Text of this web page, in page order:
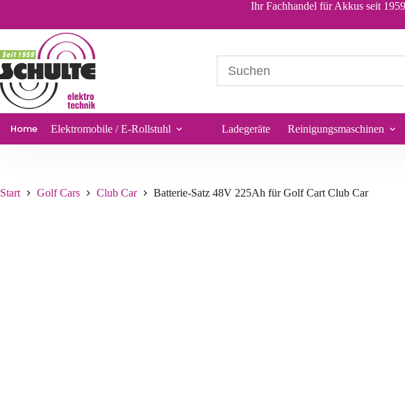
In den
Ihr Fachhandel für Akkus seit
Home Elektromobile / E-Rollstuhl Ladegeräte Reinigungsmaschinen
Start Golf Cars Club Car Batterie-Satz 48V 225Ah für Golf Cart Club Car